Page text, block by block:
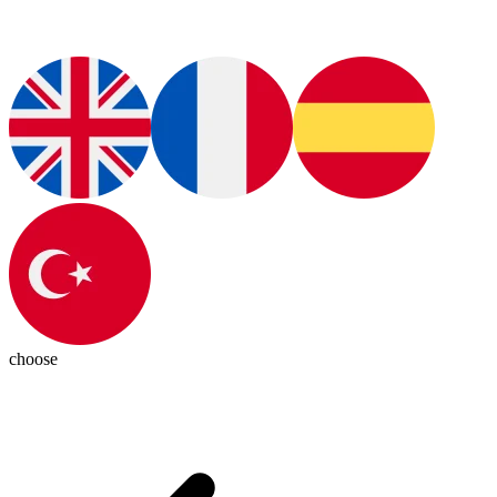
choose